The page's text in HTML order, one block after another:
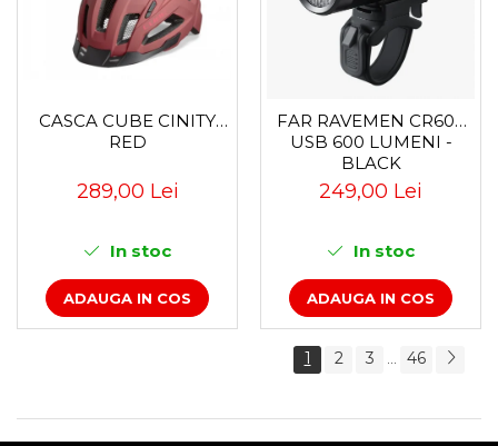
CASCA CUBE CINITY
RED
289,00 Lei
In stoc
ADAUGA IN COS
FAR RAVEMEN CR600
USB 600 LUMENI -
BLACK
249,00 Lei
In stoc
ADAUGA IN COS
1 2 3 46